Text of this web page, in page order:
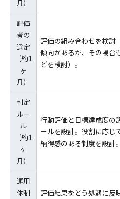
月）
評価
者の
選定
（約1
ヶ
月）
評価の組み合わせを検討
傾向があるが、その場合
どを検討）。
判定
ルー
ル
（約1
ヶ
月）
行動評価と目標達成度の
ールを設計。役割に応じ
納得感のある制度を設計。
運用
体制
評価結果をどう処遇に反